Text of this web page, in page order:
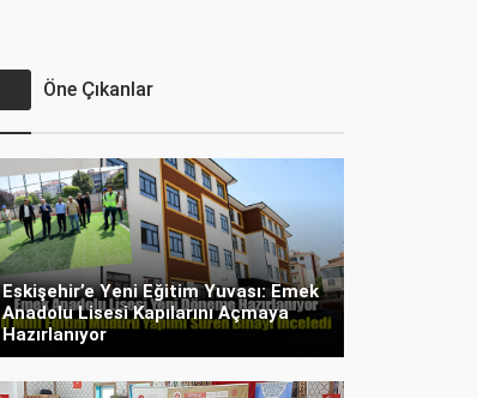
Öne Çıkanlar
Eskişehir’e Yeni Eğitim Yuvası: Emek
Anadolu Lisesi Kapılarını Açmaya
Hazırlanıyor